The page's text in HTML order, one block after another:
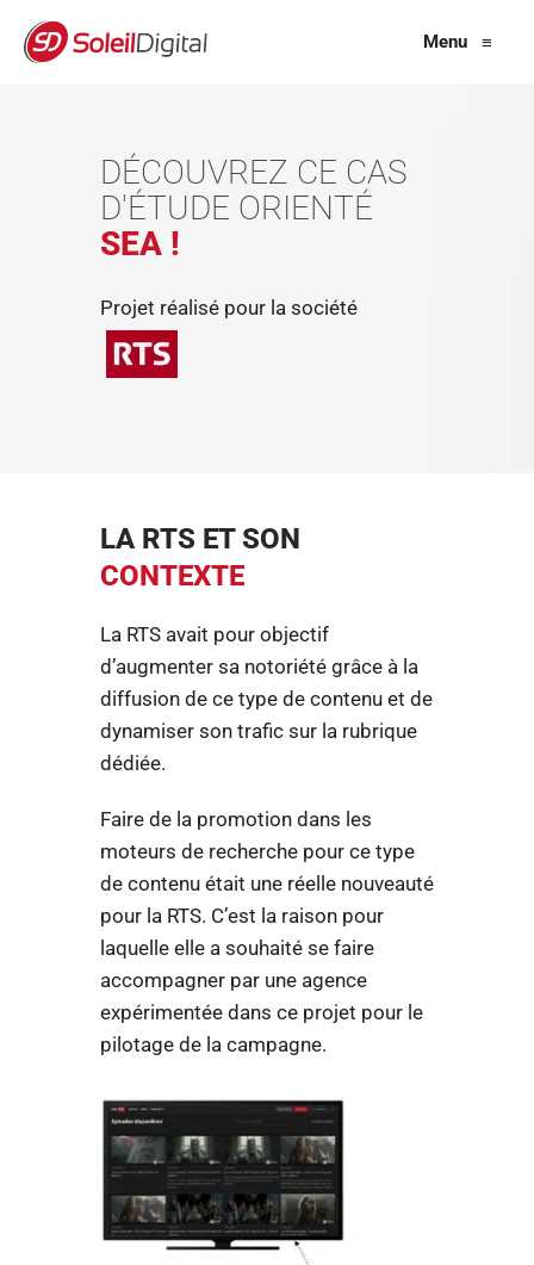
Menu ≡
DÉCOUVREZ CE CAS
D'ÉTUDE ORIENTÉ
SEA !
Projet réalisé pour la société
LA RTS ET SON
CONTEXTE
La RTS avait pour objectif
d’augmenter sa notoriété grâce à la
diffusion de ce type de contenu et de
dynamiser son trafic sur la rubrique
dédiée.
Faire de la promotion dans les
moteurs de recherche pour ce type
de contenu était une réelle nouveauté
pour la RTS. C’est la raison pour
laquelle elle a souhaité se faire
accompagner par une agence
expérimentée dans ce projet pour le
pilotage de la campagne.